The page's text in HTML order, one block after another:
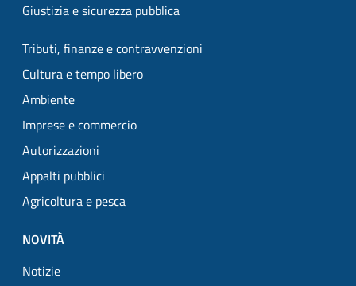
Giustizia e sicurezza pubblica
Tributi, finanze e contravvenzioni
Cultura e tempo libero
Ambiente
Imprese e commercio
Autorizzazioni
Appalti pubblici
Agricoltura e pesca
NOVITÀ
Notizie